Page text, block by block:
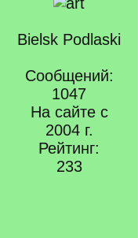
Bielsk Podlaski
Сообщений:
1047
На сайте с
2004 г.
Рейтинг:
233